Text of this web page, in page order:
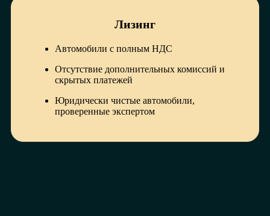
Лизинг
Автомобили с полным НДС
Отсутствие дополнительных комиссий и
скрытых платежей
Юридически чистые автомобили,
проверенные экспертом